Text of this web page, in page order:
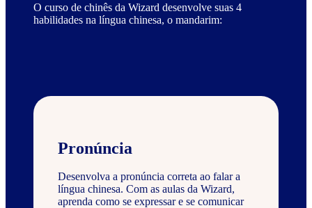
O curso de chinês da Wizard desenvolve suas 4
habilidades na língua chinesa, o mandarim:
Pronúncia
Desenvolva a pronúncia correta ao falar a
língua chinesa. Com as aulas da Wizard,
aprenda como se expressar e se comunicar